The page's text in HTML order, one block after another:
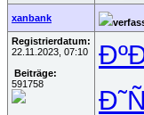
xanbank
Registrierdatum:
22.11.2023, 07:10
Beiträge:
591758